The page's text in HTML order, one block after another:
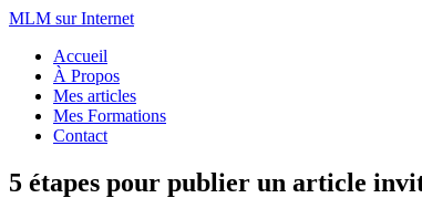
MLM sur Internet
Accueil
À Propos
Mes articles
Mes Formations
Contact
5 étapes pour publier un article